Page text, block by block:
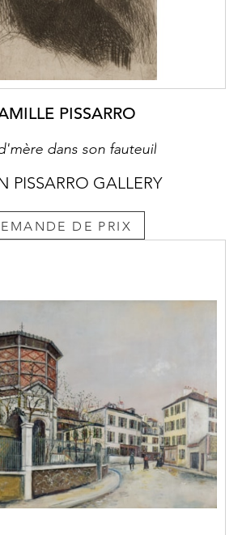
PISSARRO
dans son fauteuil
PISSARRO GALLERY
DE PRIX